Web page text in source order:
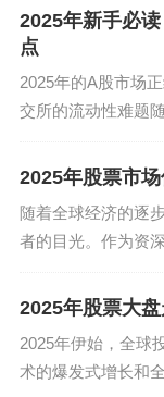
龙头公司供应商
第三章：穿越
经历过四月"业
着美股期货的
物理隔离开始
金融学研究显示
的投资者收益
交易APP。
易所正酝酿将盘前
2025年新手必
点
2025年的A股市场
交所的流动性难题
效却也更复杂的战
2025年股票市
随着全球经济的逐
者的目光。作为资
场，节假日休市安
2025年股票大
2025年伊始，全球
术的爆发式增长和